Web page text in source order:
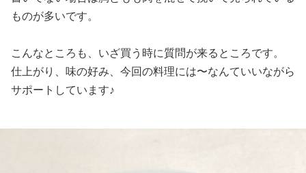
ものが多いです。
こんなところも、いざ買う時に質問が来るところです。
仕上がり、味の好み、今回の料理には〜なんていいながら
サポートしています♪